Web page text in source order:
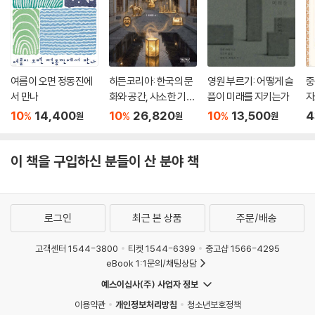
여름이 오면 정동진에
서 만나
10% 14,400원
히든코리아: 한국의 문
화와 공간, 사소한 기적
들
10% 26,820원
영원 부르기: 어떻게 슬
픔이 미래를 지키는가
10% 13,500원
이 책을 구입하신 분들이 산 분야 책
로그인 최근 본 상품 주문/배송
고객센터 1544-3800 티켓 1544-6399
중고샵 1566-4295
eBook 1:1문의/채팅상담
예스이십사(주) 사업자 정보
이용약관
개인정보처리방침
청소년보호정책